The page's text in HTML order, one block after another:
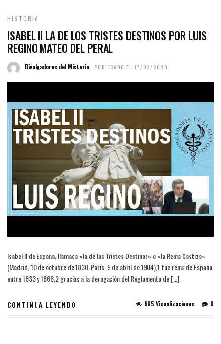
HISTORIA
ISABEL II LA DE LOS TRISTES DESTINOS POR LUIS
REGINO MATEO DEL PERAL
Divulgadores del Misterio PUBLICADO EL 17/02/2020
Isabel II de España, llamada «la de los Tristes Destinos» o «la Reina Castiza»
(Madrid, 10 de octubre de 1830-París, 9 de abril de 1904),1​ fue reina de España
entre 1833 y 1868,2​ gracias a la derogación del Reglamento de […]
CONTINUA LEYENDO 0
605 Visualizaciones